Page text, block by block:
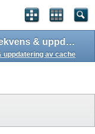
Undersökning: Googles besöksfrekvens & uppdatering av cache
uppdatering av cache